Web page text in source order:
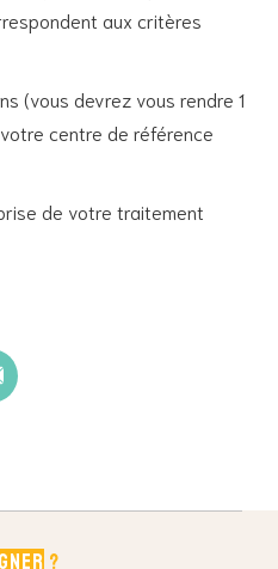
?
aux critères
(vous devrez vous rendre 1
centre de référence
de votre traitement